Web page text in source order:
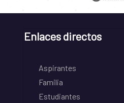
Enlaces directos
Aspirantes
Familia
Estudiantes